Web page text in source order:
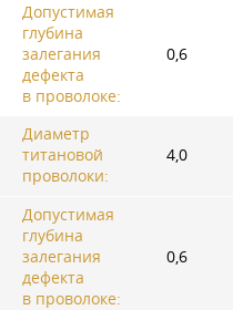
Допустимая
глубина
залегания
дефекта
в проволоке:
0,6
Диаметр
титановой
проволоки:
4,0
Допустимая
глубина
залегания
дефекта
в проволоке:
0,6